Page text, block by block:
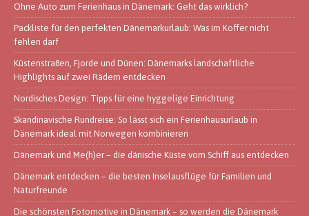
Ohne Auto zum Ferienhaus in Dänemark: Geht das wirklich?
Packliste für den perfekten Dänemarkurlaub: Was im Koffer nicht
fehlen darf
Küstenstraßen, Fjorde und Dünen: Dänemarks landschaftliche
Highlights auf zwei Rädern entdecken
Nordisches Design: Tipps für eine hyggelige Einrichtung
Skandinavische Rundreise: So lässt sich ein Ferienhausurlaub in
Dänemark ideal mit Norwegen kombinieren
Dänemark und Me(h)er – die dänische Küste vom Schiff aus entdecken
Dänemark entdecken – die besten Inselausflüge für Familien und
Naturfreunde
Die schönsten Fotomotive in Dänemark – so werden die Dänemark